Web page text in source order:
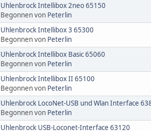
Uhlenbrock Intellibox 2neo 65150
Begonnen von Peterlin
Uhlenbrock Intellibox 3 65300
Begonnen von Peterlin
Uhlenbrock Intellibox Basic 65060
Begonnen von Peterlin
Uhlenbrock Intellibox II 65100
Begonnen von Peterlin
Uhlenbrock LocoNet-USB und Wlan Interface
Begonnen von Peterlin
Uhlenbrock USB-Loconet-Interface 63120